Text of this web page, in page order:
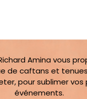
Amina vous
de caftans et
pour sublimer vos
événements.